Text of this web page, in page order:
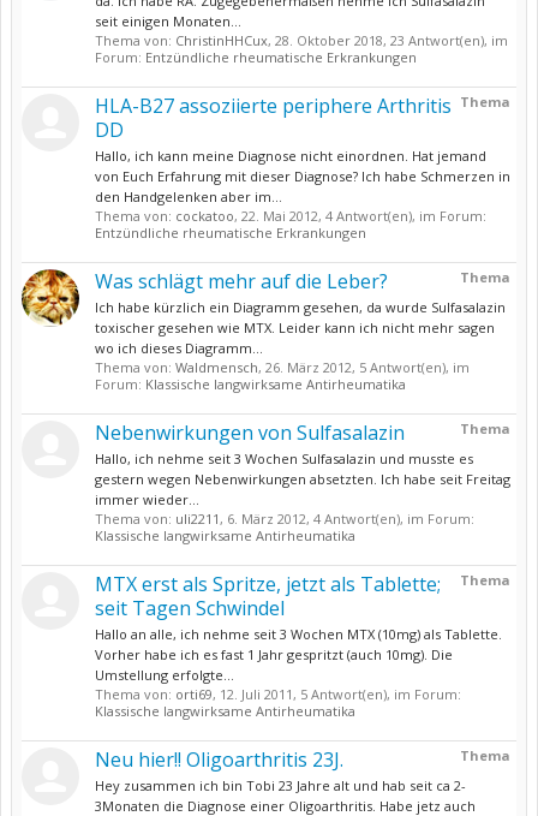
seit einigen Monaten...
Thema von: ChristinHHCux, 28. Oktober 2018, 23 Antwort(en), im
Forum: Entzündliche rheumatische Erkrankungen
Thema
HLA-B27 assoziierte periphere Arthritis
DD
Hallo, ich kann meine Diagnose nicht einordnen. Hat jemand
von Euch Erfahrung mit dieser Diagnose? Ich habe Schmerzen in
den Handgelenken aber im...
Thema von: cockatoo, 22. Mai 2012, 4 Antwort(en), im Forum:
Entzündliche rheumatische Erkrankungen
Thema
Was schlägt mehr auf die Leber?
Ich habe kürzlich ein Diagramm gesehen, da wurde Sulfasalazin
toxischer gesehen wie MTX. Leider kann ich nicht mehr sagen
wo ich dieses Diagramm...
Thema von: Waldmensch, 26. März 2012, 5 Antwort(en), im
Forum: Klassische langwirksame Antirheumatika
Thema
Nebenwirkungen von Sulfasalazin
Hallo, ich nehme seit 3 Wochen Sulfasalazin und musste es
gestern wegen Nebenwirkungen absetzten. Ich habe seit Freitag
immer wieder...
Thema von: uli2211, 6. März 2012, 4 Antwort(en), im Forum:
Klassische langwirksame Antirheumatika
Thema
MTX erst als Spritze, jetzt als Tablette;
seit Tagen Schwindel
Hallo an alle, ich nehme seit 3 Wochen MTX (10mg) als Tablette.
Vorher habe ich es fast 1 Jahr gespritzt (auch 10mg). Die
Umstellung erfolgte...
Thema von: orti69, 12. Juli 2011, 5 Antwort(en), im Forum:
Klassische langwirksame Antirheumatika
Thema
Neu hier!! Oligoarthritis 23J.
Hey zusammen ich bin Tobi 23 Jahre alt und hab seit ca 2-
3Monaten die Diagnose einer Oligoarthritis. Habe jetz auch